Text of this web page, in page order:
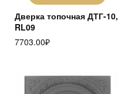
Дверка топочная ДТГ-10,
RL09
7703.00₽